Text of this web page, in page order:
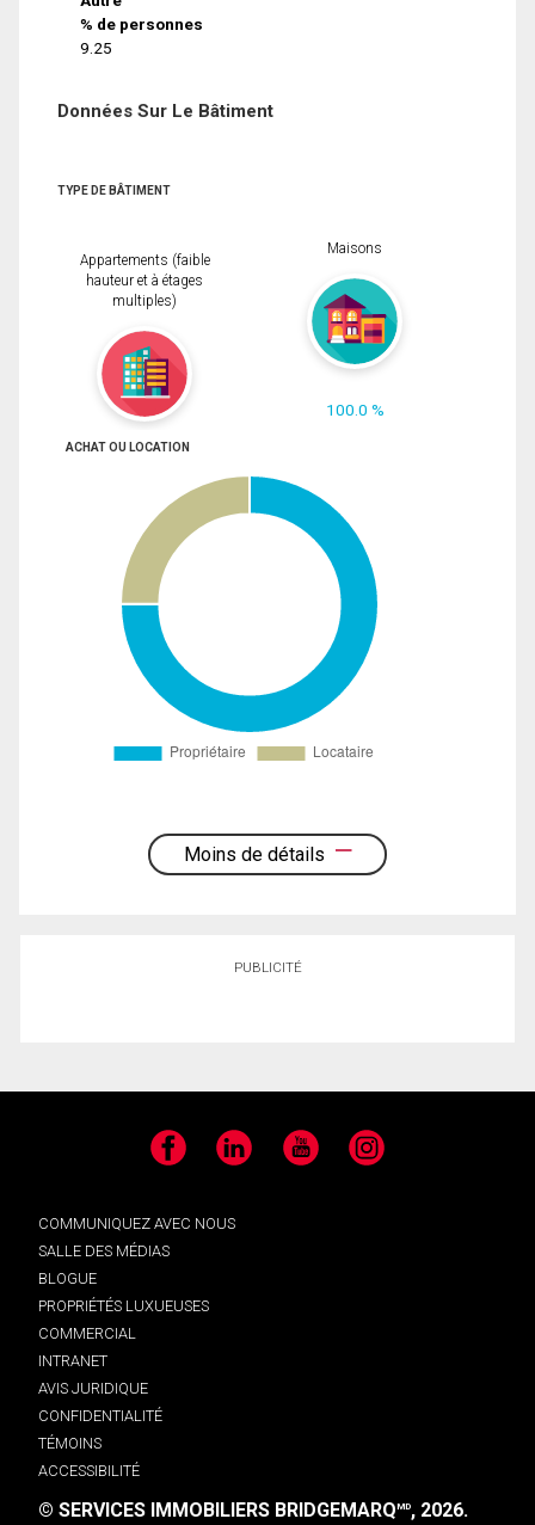
% de personnes
9.25
Données Sur Le Bâtiment
TYPE DE BÂTIMENT
Appartements (faible
hauteur et à étages
multiples)
Maisons
100.0 %
ACHAT OU LOCATION
Moins de détails
PUBLICITÉ
Facebook LinkedIn YouTube Instagram
COMMUNIQUEZ AVEC NOUS
SALLE DES MÉDIAS
BLOGUE
PROPRIÉTÉS LUXUEUSES
COMMERCIAL
INTRANET
AVIS JURIDIQUE
CONFIDENTIALITÉ
TÉMOINS
ACCESSIBILITÉ
© SERVICES IMMOBILIERS BRIDGEMARQMD, 2026.